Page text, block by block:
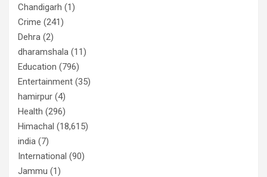
Chandigarh (1)
Crime (241)
Dehra (2)
dharamshala (11)
Education (796)
Entertainment (35)
hamirpur (4)
Health (296)
Himachal (18,615)
india (7)
International (90)
Jammu (1)